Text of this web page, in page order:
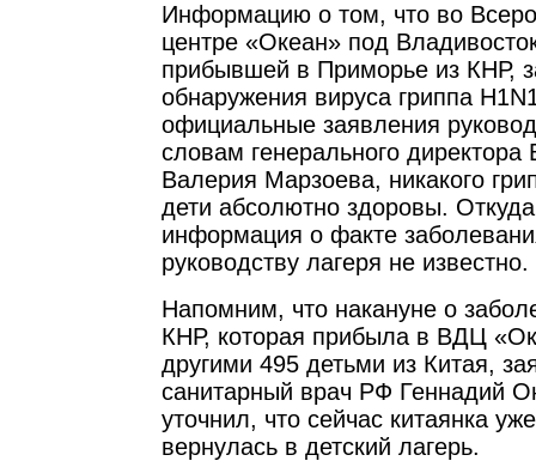
Информацию о том, что во
центре «Океан» под
прибывшей в Приморье из КНР,
обнаружения вируса гриппа
официальные заявления
словам генерального
Валерия Марзоева, никакого
дети абсолютно здоровы.
информация о факте
руководству лагеря не известно.
Напомним, что накануне о
КНР, которая прибыла в ВДЦ
другими 495 детьми из Китая,
санитарный врач РФ Геннадий
уточнил, что сейчас китаянка
вернулась в детский лагерь.